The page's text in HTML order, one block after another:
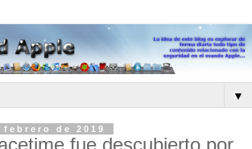
▼
de 2019